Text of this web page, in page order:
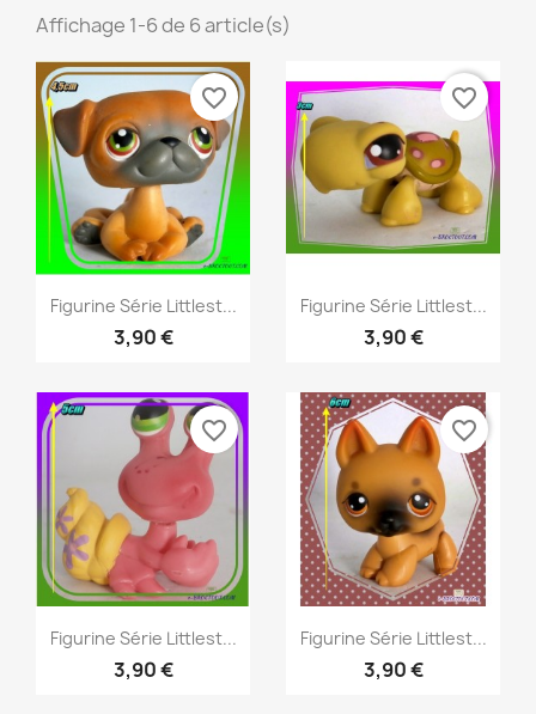
Affichage 1-6 de 6 article(s)
Aperçu rapide
Figurine Série Littlest...
3,90 €
favorite_border
Aperçu rapide
Figurine Série Littlest...
3,90 €
favorite_border
Aperçu rapide
Figurine Série Littlest...
3,90 €
favorite_border
Aperçu rapide
Figurine Série Littlest...
3,90 €
favorite_border